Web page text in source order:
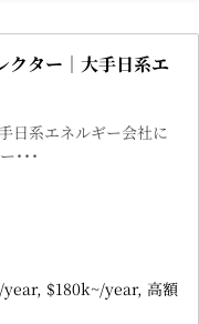
クター｜大手日系エ
日系エネルギー会社に
･･･
year $180k~/year 高額